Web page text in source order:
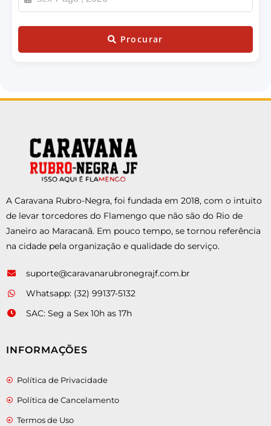
Procurar
A Caravana Rubro-Negra, foi fundada em 2018, com o intuito
de levar torcedores do Flamengo que não são do Rio de
Janeiro ao Maracanã. Em pouco tempo, se tornou referência
na cidade pela organização e qualidade do serviço.
suporte@caravanarubronegrajf.com.br
Whatsapp: (32) 99137-5132
SAC: Seg a Sex 10h as 17h
INFORMAÇÕES
Política de Privacidade
Política de Cancelamento
Termos de Uso